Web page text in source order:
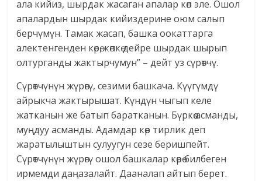
ала кийиз, шырдак жасаган апалар көп эле. Ошол
апалардын шырдак кийиздерине оюм салып
берчүмүн. Тамак жасап, башка оокаттарга
алектенгенден көрө, көпкө дейре шырдак шырып
олтурганды жактырчумун” – дейт уз сүрөтчү.
Сүрөтчүнүн жүрөгү, сезими башкача. Күүгүмдү
айрыкча жактырышат. Күндүн чыгып келе
жатканын же батып баратканын. Бүркөө асманды,
муңдуу асманды. Адамдар көр тирлик деп
жаратылыштын сулуугун сезе беришпейт.
Сүрөтчүнүн жүрөгү ошол башкалар көрө билбеген
ирмемди даңазалайт. Дааналап айтып берет.